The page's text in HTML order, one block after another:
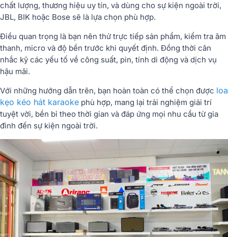
chất lượng, thương hiệu uy tín, và dùng cho sự kiện ngoài trời,
JBL, BIK hoặc Bose sẽ là lựa chọn phù hợp.
Điều quan trọng là bạn nên thử trực tiếp sản phẩm, kiểm tra âm
thanh, micro và độ bền trước khi quyết định. Đồng thời cân
nhắc kỹ các yếu tố về công suất, pin, tính di động và dịch vụ
hậu mãi.
Với những hướng dẫn trên, bạn hoàn toàn có thể chọn được loa
kẹo kéo hát karaoke phù hợp, mang lại trải nghiệm giải trí
tuyệt vời, bền bỉ theo thời gian và đáp ứng mọi nhu cầu từ gia
đình đến sự kiện ngoài trời.